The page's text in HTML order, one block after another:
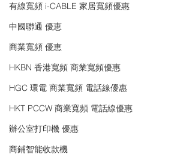
有線寬頻 i-CABLE 家居寬頻優惠
中國聯通 優恵
商業寬頻 優恵
HKBN 香港寬頻 商業寬頻優惠
HGC 環電 商業寬頻 電話線優惠
HKT PCCW 商業寬頻 電話線優惠
辦公室打印機 優惠
商鋪智能收款機